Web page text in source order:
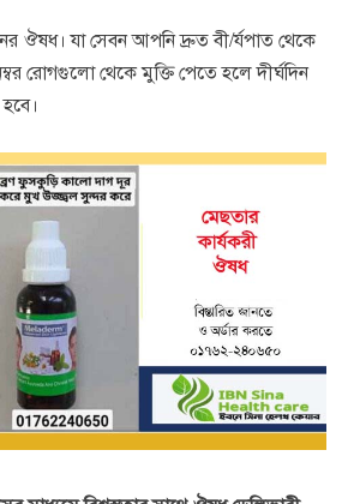
ঔষধ। যা সেবন আপনি দ্রুত বী/র্যপাত থেকে
রোগগুলো থেকে মুক্তি পেতে হলে দীর্ঘদিন